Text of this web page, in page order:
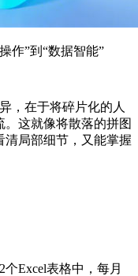
作”到“数据智能”
，在于将碎片化的人
这就像将散落的拼图
局部细节，又能掌握
Excel表格中，每月